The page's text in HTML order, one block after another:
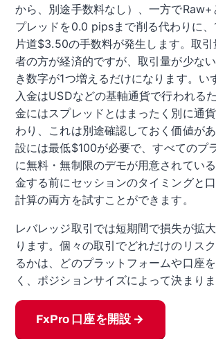
から、別途手数料なし）、一方で
プレッドを0.0 pipsまで削る代わりに、
片道$3.50の手数料が発生します。取
者の方が経済的ですが、取引量が少な
き数字が1つ増えるだけになります。い
入金はUSDなどの基軸通貨で行われる
金にはスプレッドとはまったく別に通
わり、これは別途確認しておく価値が
設には最低$100が必要で、すべてのプ
に無料・無制限のデモが用意されてい
金する前にセッションのタイミングと
計算の両方を試すことができます。
レバレッジ取引では短期間で損失が拡
ります。個々の取引でどれだけのリス
るかは、どのプラットフォームや口座
く、ポジションサイズによって決まりま
FxPro 口座を開設 →